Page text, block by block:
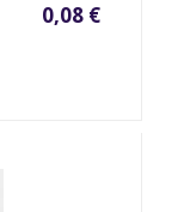
0,08 €